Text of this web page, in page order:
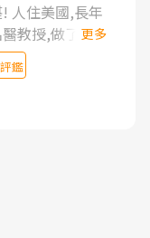
人住美國,長年
教授,做了各種
理徒手治療都
果有限,只是壓
響生活品質.
更多
鑑